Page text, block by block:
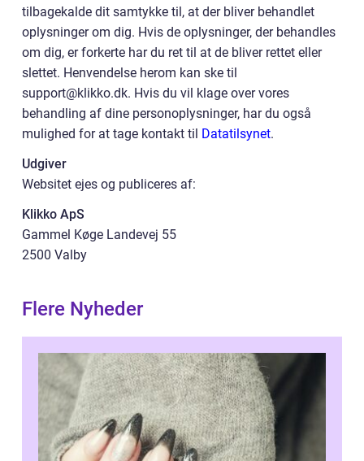
tilbagekalde dit samtykke til, at der bliver behandlet
oplysninger om dig. Hvis de oplysninger, der behandles
om dig, er forkerte har du ret til at de bliver rettet eller
slettet. Henvendelse herom kan ske til
support@klikko.dk. Hvis du vil klage over vores
behandling af dine personoplysninger, har du også
mulighed for at tage kontakt til Datatilsynet.
Udgiver
Websitet ejes og publiceres af:
Klikko ApS
Gammel Køge Landevej 55
2500 Valby
Flere Nyheder